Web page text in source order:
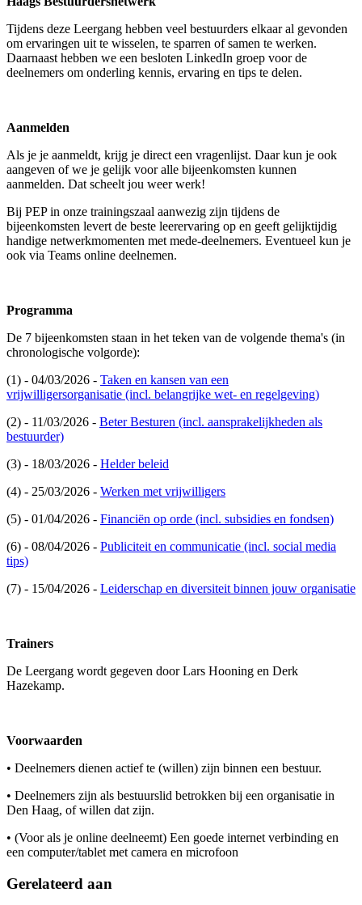
Tijdens deze Leergang hebben veel bestuurders elkaar al gevonden
om ervaringen uit te wisselen, te sparren of samen te werken.
Daarnaast hebben we een besloten LinkedIn groep voor de
deelnemers om onderling kennis, ervaring en tips te delen.
Aanmelden
Als je je aanmeldt, krijg je direct een vragenlijst. Daar kun je ook
aangeven of we je gelijk voor alle bijeenkomsten kunnen
aanmelden. Dat scheelt jou weer werk!
Bij PEP in onze trainingszaal aanwezig zijn tijdens de
bijeenkomsten levert de beste leerervaring op en geeft gelijktijdig
handige netwerkmomenten met mede-deelnemers. Eventueel kun je
ook via Teams online deelnemen.
Programma
De 7 bijeenkomsten staan in het teken van de volgende thema's (in
chronologische volgorde):
(1) - 04/03/2026 - Taken en kansen van een
vrijwilligersorganisatie (incl. belangrijke wet- en regelgeving)
(2) - 11/03/2026 - Beter Besturen (incl. aansprakelijkheden als
bestuurder)
(3) - 18/03/2026 - Helder beleid
(4) - 25/03/2026 - Werken met vrijwilligers
(5) - 01/04/2026 - Financiën op orde (incl. subsidies en fondsen)
(6) - 08/04/2026 - Publiciteit en communicatie (incl. social media
tips)
(7) - 15/04/2026 - Leiderschap en diversiteit binnen jouw organisatie
Trainers
De Leergang wordt gegeven door Lars Hooning en Derk
Hazekamp.
Voorwaarden
• Deelnemers dienen actief te (willen) zijn binnen een bestuur.
• Deelnemers zijn als bestuurslid betrokken bij een organisatie in
Den Haag, of willen dat zijn.
• (Voor als je online deelneemt) Een goede internet verbinding en
een computer/tablet met camera en microfoon
Gerelateerd aan